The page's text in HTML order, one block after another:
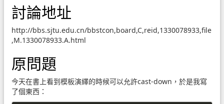
討論地址
http://bbs.sjtu.edu.cn/bbstcon,board,C,reid,1330078933,file
,M.1330078933.A.html
原問題
今天在書上看到模板演繹的時候可以允許cast-down，於是我寫
了個東西：